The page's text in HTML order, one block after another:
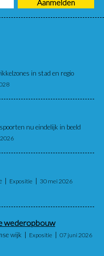
in stad en regio
nu eindelijk in beeld
Expositie
30 mei 2026
wederopbouw
wijk Expositie
07 juni 2026